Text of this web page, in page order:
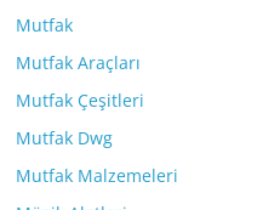
Mutfak
Mutfak Araçları
Mutfak Çeşitleri
Mutfak Dwg
Mutfak Malzemeleri